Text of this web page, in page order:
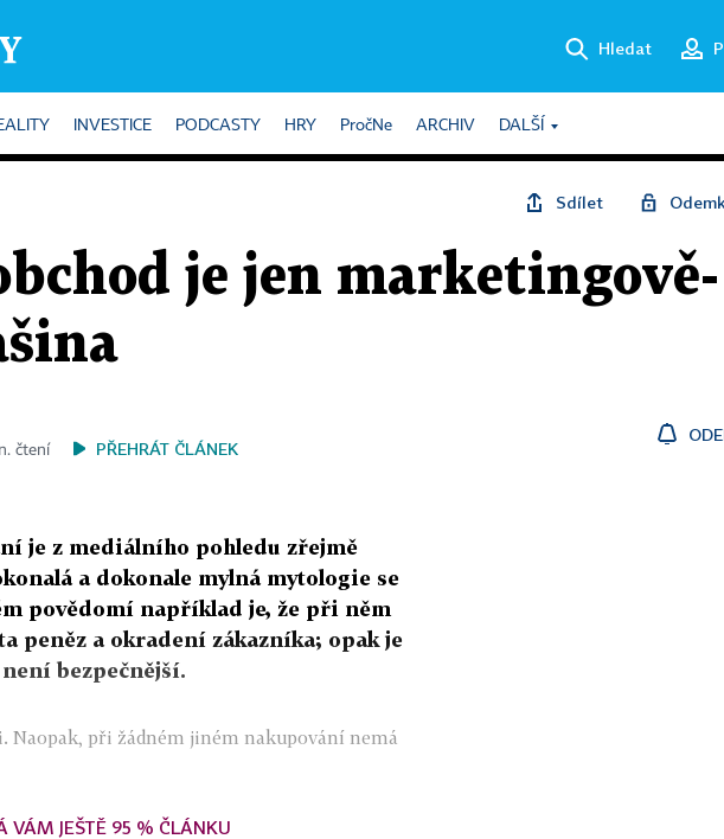
Hledat
INVESTICE PODCASTY HRY PročNe ARCHIV DALŠÍ
Sdílet
je jen marketingově-
čtení
PŘEHRÁT ČLÁNEK
je z mediálního pohledu zřejmě
a dokonale mylná mytologie se
povědomí například je, že při něm
peněz a okradení zákazníka; opak je
bezpečnější.
Naopak, při žádném jiném nakupování nemá
VÁM JEŠTĚ 95 % ČLÁNKU